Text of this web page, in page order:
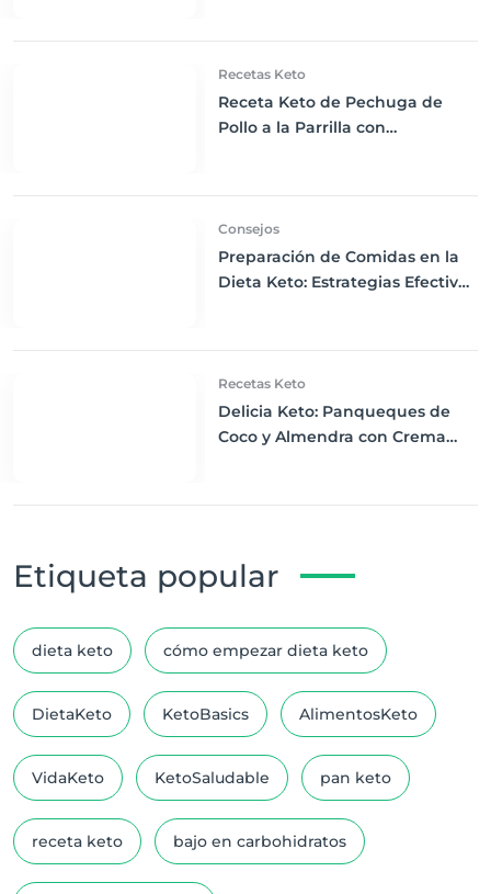
Recetas Keto
Receta Keto de Pechuga de
Pollo a la Parrilla con
Consejos
Preparación de Comidas en la
Dieta Keto: Estrategias Efectivas
Recetas Keto
Delicia Keto: Panqueques de
Coco y Almendra con Crema
Etiqueta popular
dieta keto cómo empezar dieta keto
DietaKeto KetoBasics AlimentosKeto
VidaKeto KetoSaludable pan keto
receta keto bajo en carbohidratos